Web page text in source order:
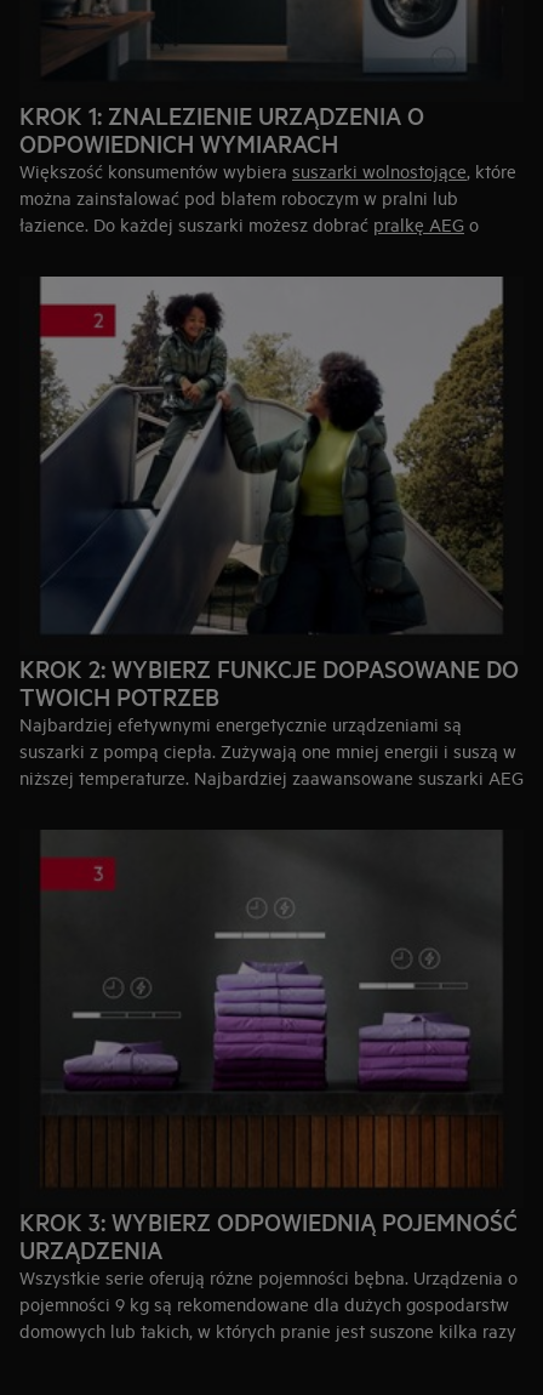
KROK 1: ZNALEZIENIE URZĄDZENIA O
ODPOWIEDNICH WYMIARACH
Większość konsumentów wybiera suszarki wolnostojące , które
można zainstalować pod blatem roboczym w pralni lub
łazience. Do każdej suszarki możesz dobrać pralkę AEG o
Jeżeli nie masz zbyt dużo miejsca, możesz wybraćpralko-
suszarkę.
KROK 2: WYBIERZ FUNKCJE DOPASOWANE DO
TWOICH POTRZEB
Najbardziej efetywnymi energetycznie urządzeniami są
suszarki z pompą ciepła. Zużywają one mniej energii i suszą w
niższej temperaturze. Najbardziej zaawansowane suszarki AEG
dedykowane programy do załadunków mieszanych, tkanin
syntetycznych, jeansu, bawełny, wełny, jedwabiu i innych
delikatnych rzeczy, takich jak kurtki przeciwdeszczowe,
Oferujemy serie urządzeń, od 8000 do 9000. Większy numer
serii oznacza więcej funkcji i możliwości. Zobacz nasz
, aby łatwo i szybko porównać funkcjonalność
poszczególnych urządzeń.
KROK 3: WYBIERZ ODPOWIEDNIĄ POJEMNOŚĆ
URZĄDZENIA
Wszystkie serie oferują różne pojemności bębna. Urządzenia o
pojemności 9 kg są rekomendowane dla dużych gospodarstw
domowych lub takich, w których pranie jest suszone kilka razy